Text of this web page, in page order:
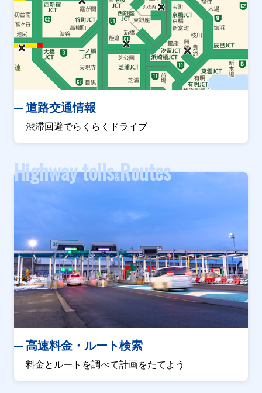
道路交通情報
渋滞回避でらくらくドライブ
Highway tolls&Routes
高速料金・ルート検索
料金とルートを調べて計画をたてよう